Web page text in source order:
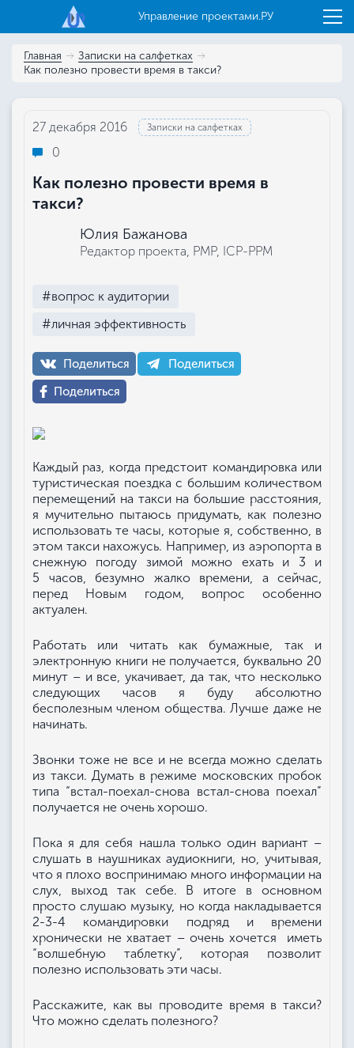
Управление проектами.РУ
Главная
Записки на салфетках
Как полезно провести время в такси?
27 декабря 2016 Записки на салфетках
0
Как полезно провести время в
такси?
Юлия Бажанова
Редактор проекта, РМР, ICP-PPM
#вопрос к аудитории
#личная эффективность
Поделиться
Поделиться
Поделиться
Каждый раз, когда предстоит командировка или
туристическая поездка с большим количеством
перемещений на такси на большие расстояния,
я мучительно пытаюсь придумать, как полезно
использовать те часы, которые я, собственно, в
этом такси нахожусь. Например, из аэропорта в
снежную погоду зимой можно ехать и 3 и
5 часов, безумно жалко времени, а сейчас,
перед Новым годом, вопрос особенно
актуален.
Работать или читать как бумажные, так и
электронную книги не получается, буквально 20
минут – и все, укачивает, да так, что несколько
следующих часов я буду абсолютно
бесполезным членом общества. Лучше даже не
начинать.
Звонки тоже не все и не всегда можно сделать
из такси. Думать в режиме московских пробок
типа “встал-поехал-снова встал-снова поехал”
получается не очень хорошо.
Пока я для себя нашла только один вариант –
слушать в наушниках аудиокниги, но, учитывая,
что я плохо воспринимаю много информации на
слух, выход так себе. В итоге в основном
просто слушаю музыку, но когда накладывается
2-3-4 командировки подряд и времени
хронически не хватает – очень хочется иметь
“волшебную таблетку”, которая позволит
полезно использовать эти часы.
Расскажите, как вы проводите время в такси?
Что можно сделать полезного?